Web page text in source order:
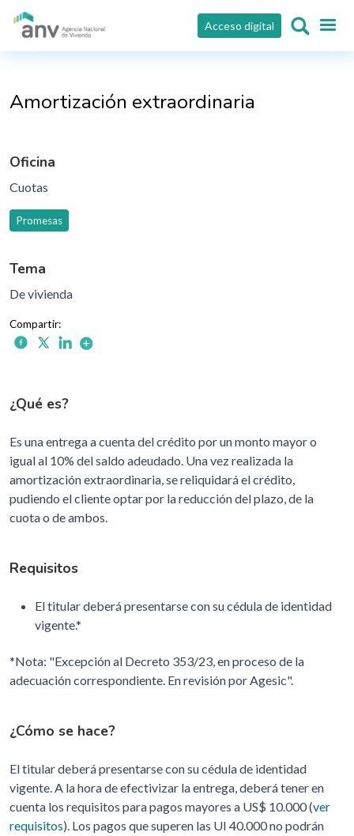
Pasar al contenido principal
Acceso digital
Amortización extraordinaria
Oficina
Cuotas
Promesas
Tema
De vivienda
¿Qué es?
Es una entrega a cuenta del crédito por un monto mayor o
igual al 10% del saldo adeudado. Una vez realizada la
amortización extraordinaria, se reliquidará el crédito,
pudiendo el cliente optar por la reducción del plazo, de la
cuota o de ambos.
Requisitos
El titular deberá presentarse con su cédula de identidad
vigente.*
*Nota: "Excepción al Decreto 353/23, en proceso de la
adecuación correspondiente. En revisión por Agesic".
¿Cómo se hace?
El titular deberá presentarse con su cédula de identidad
vigente. A la hora de efectivizar la entrega, deberá tener en
cuenta los requisitos para pagos mayores a US$ 10.000 (ver
requisitos). Los pagos que superen las UI 40.000 no podrán